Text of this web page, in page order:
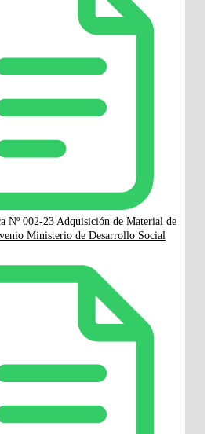
Nº 002-23 Adquisición de Material de
Ministerio de Desarrollo Social